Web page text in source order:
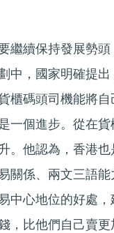
繼續保持發展勢
中，國家明確提
櫃碼頭司機能將
一個進步。從在
。他認為，香港
關係、兩文三語
中心地位的好處
，比他們自己賣